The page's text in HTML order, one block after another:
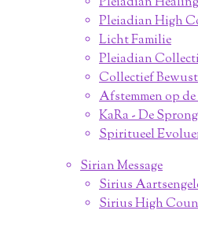
Pleiadian High
Licht Familie
Pleiadian
Collectief
Afstemmen op
KaRa - De Sprong
Spiritueel
Sirian Message
Sirius
Sirius High